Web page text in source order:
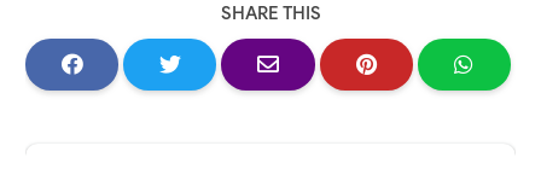
SHARE THIS